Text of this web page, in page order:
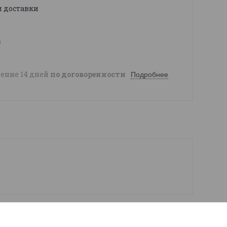
доставки
14 дней по договоренности Подробнее